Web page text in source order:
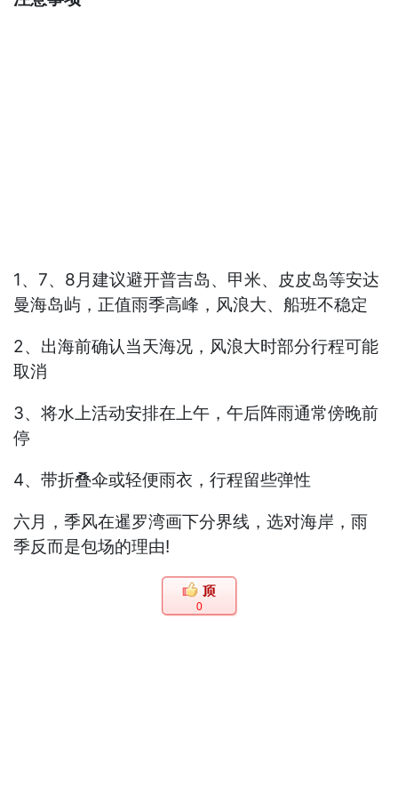
1、7、8月建议避开普吉岛、甲米、皮皮岛等安达
曼海岛屿，正值雨季高峰，风浪大、船班不稳定
2、出海前确认当天海况，风浪大时部分行程可能
取消
3、将水上活动安排在上午，午后阵雨通常傍晚前
停
4、带折叠伞或轻便雨衣，行程留些弹性
六月，季风在暹罗湾画下分界线，选对海岸，雨
季反而是包场的理由!
0